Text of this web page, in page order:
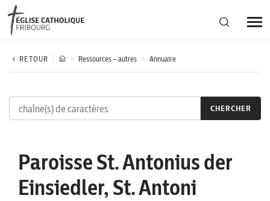
Région diocésaine
Actualités
RETOUR Ressources – autres Annuaire
CHERCHER
Paroisse St. Antonius der
Einsiedler, St. Antoni